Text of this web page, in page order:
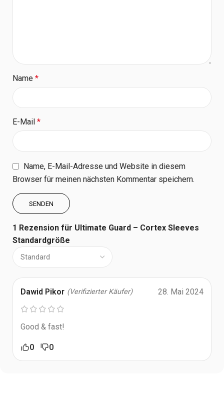
1 Rezension für Ultimate Guard – Cortex Sleeves
Standardgröße
Dawid Pikor (Verifizierter Käufer) 28. Mai 2024
Good & fast!
0 0
Name *
E-Mail *
Name, E-Mail-Adresse und Website in diesem
Browser für meinen nächsten Kommentar speichern.